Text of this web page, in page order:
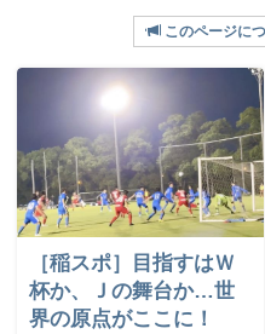
このページに
［稲スポ］目指すはＷ
杯か、Ｊの舞台か…世
界の原点がここに！